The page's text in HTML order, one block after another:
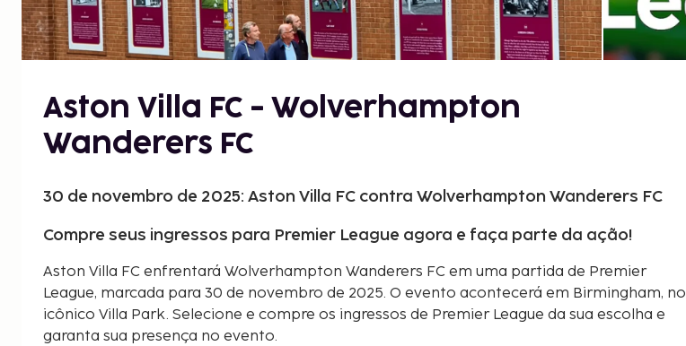
Aston Villa FC - Wolverhampton
Wanderers FC
30 de novembro de 2025: Aston Villa FC contra Wolverhampton Wanderers FC
Compre seus ingressos para Premier League agora e faça parte da ação!
Aston Villa FC enfrentará Wolverhampton Wanderers FC em uma partida de Premier
League, marcada para 30 de novembro de 2025. O evento acontecerá em Birmingham, no
icônico Villa Park. Selecione e compre os ingressos de Premier League da sua escolha e
garanta sua presença no evento.